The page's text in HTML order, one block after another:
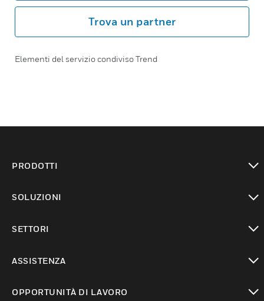
Trova un partner
Elementi del servizio condiviso Trend
PRODOTTI
SOLUZIONI
SETTORI
ASSISTENZA
OPPORTUNITÀ DI LAVORO